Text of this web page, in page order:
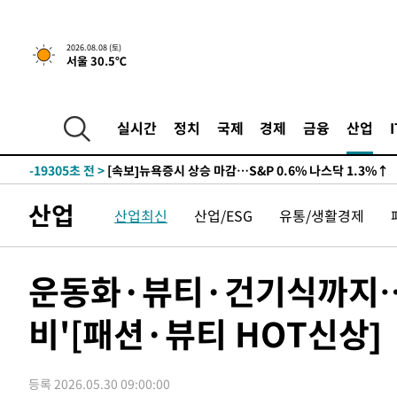
2026.08.08 (토)
서울 30.5℃
실시간 정치 국제 경제 금융 산업
-19305초 전 >
[속보]뉴욕증시 상승 마감…S&P 0.6% 나스닥 1.3%↑
-26179초 전 >
-19305초 전 > [속보]뉴욕증시 상승 마감…S&P 0.6% 나스닥 1.3%↑
-19305초 전 >
[속보]뉴욕증시 상승 마감…S&P 0.6% 나스닥 1.3%↑
산업 산업최신 산업/ESG 유통/생활경제
운동화·뷰티·건기식까
비'[패션·뷰티 HOT신상]
등록 2026.05.30 09:00:00